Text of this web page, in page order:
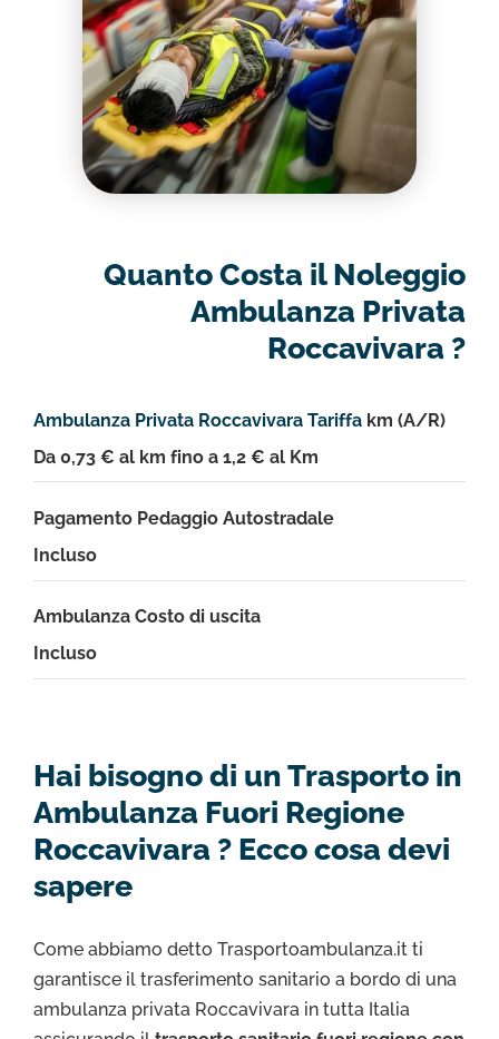
Quanto Costa il Noleggio
Ambulanza Privata
Roccavivara ?
Ambulanza Privata Roccavivara Tariffa km (A/R)
Da 0,73 € al km fino a 1,2 € al Km
Pagamento Pedaggio Autostradale
Incluso
Ambulanza Costo di uscita
Incluso
Hai bisogno di un Trasporto in
Ambulanza Fuori Regione
Roccavivara ? Ecco cosa devi
sapere
Come abbiamo detto Trasportoambulanza.it ti
garantisce il trasferimento sanitario a bordo di una
ambulanza privata Roccavivara in tutta Italia